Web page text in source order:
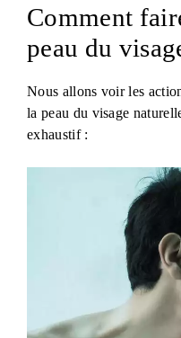
Comment
peau du
​Nous allons voir les
la peau du visage
exhaustif :